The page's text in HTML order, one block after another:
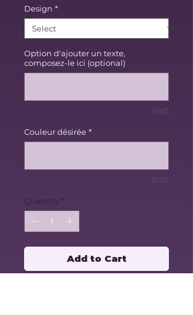
Design *
Option d'ajouter un texte,
composez-le ici (optional)
0/40
Couleur désirée *
0/50
Quantity *
Add to Cart